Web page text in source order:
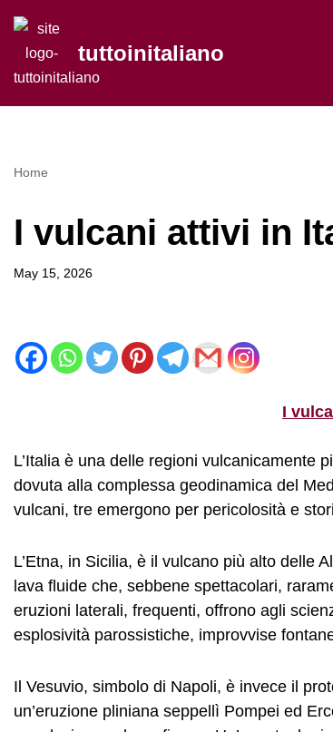
Skip
to
tuttoinitaliano
Home
I vulcani attivi in
May 15, 2026
I
L’Italia è una delle regioni vulcanicamente
dovuta alla complessa geodinamica del
vulcani, tre emergono per pericolosità e
L’Etna, in Sicilia, è il vulcano più alto delle
lava fluide che, sebbene spettacolari,
eruzioni laterali, frequenti, offrono agli
esplosività parossistiche, improvvise
Il Vesuvio, simbolo di Napoli, è invece il
un’eruzione pliniana seppellì Pompei ed